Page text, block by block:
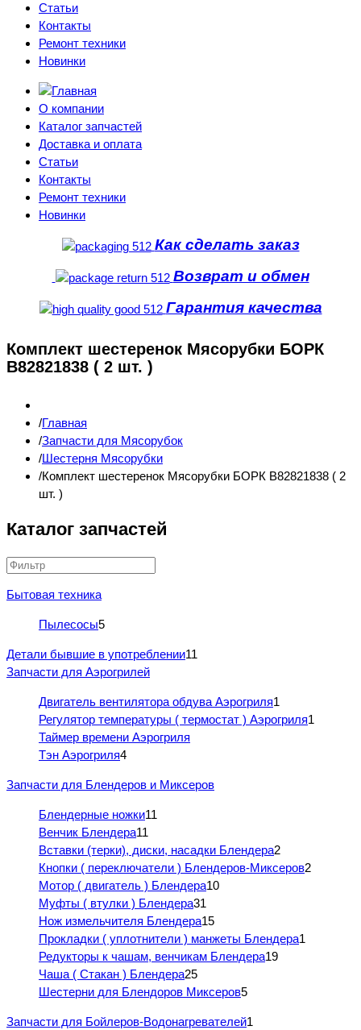
Статьи
Контакты
Ремонт техники
Новинки
О компании
Каталог запчастей
Доставка и оплата
Статьи
Контакты
Ремонт техники
Новинки
Как сделать заказ
Возврат и обмен
Гарантия качества
Комплект шестеренок Мясорубки БОРК
B82821838 ( 2 шт. )
Главная
Запчасти для Мясорубок
Шестерня Мясорубки
Комплект шестеренок Мясорубки БОРК B82821838 ( 2
шт. )
Каталог запчастей
Бытовая техника
Пылесосы5
Детали бывшие в употреблении11
Запчасти для Аэрогрилей
Двигатель вентилятора обдува Аэрогриля1
Регулятор температуры ( термостат ) Аэрогриля1
Таймер времени Аэрогриля
Тэн Аэрогриля4
Запчасти для Блендеров и Миксеров
Блендерные ножки11
Венчик Блендера11
Вставки (терки), диски, насадки Блендера2
Кнопки ( переключатели ) Блендеров-Миксеров2
Мотор ( двигатель ) Блендера10
Муфты ( втулки ) Блендера31
Нож измельчителя Блендера15
Прокладки ( уплотнители ) манжеты Блендера1
Редукторы к чашам, венчикам Блендера19
Чаша ( Стакан ) Блендера25
Шестерни для Блендоров Миксеров5
Запчасти для Бойлеров-Водонагревателей1